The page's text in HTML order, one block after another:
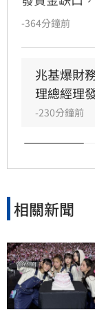
慌。國家住
協助專區」
與房客轉換
的屋主，首
定，避免民
當事人密切
-364分鐘前
兆基爆財
理總經理
-230分鐘前
相關新聞